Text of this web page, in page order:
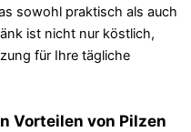
sowohl praktisch als auch
ist nicht nur köstlich,
für Ihre tägliche
Vorteilen von Pilzen